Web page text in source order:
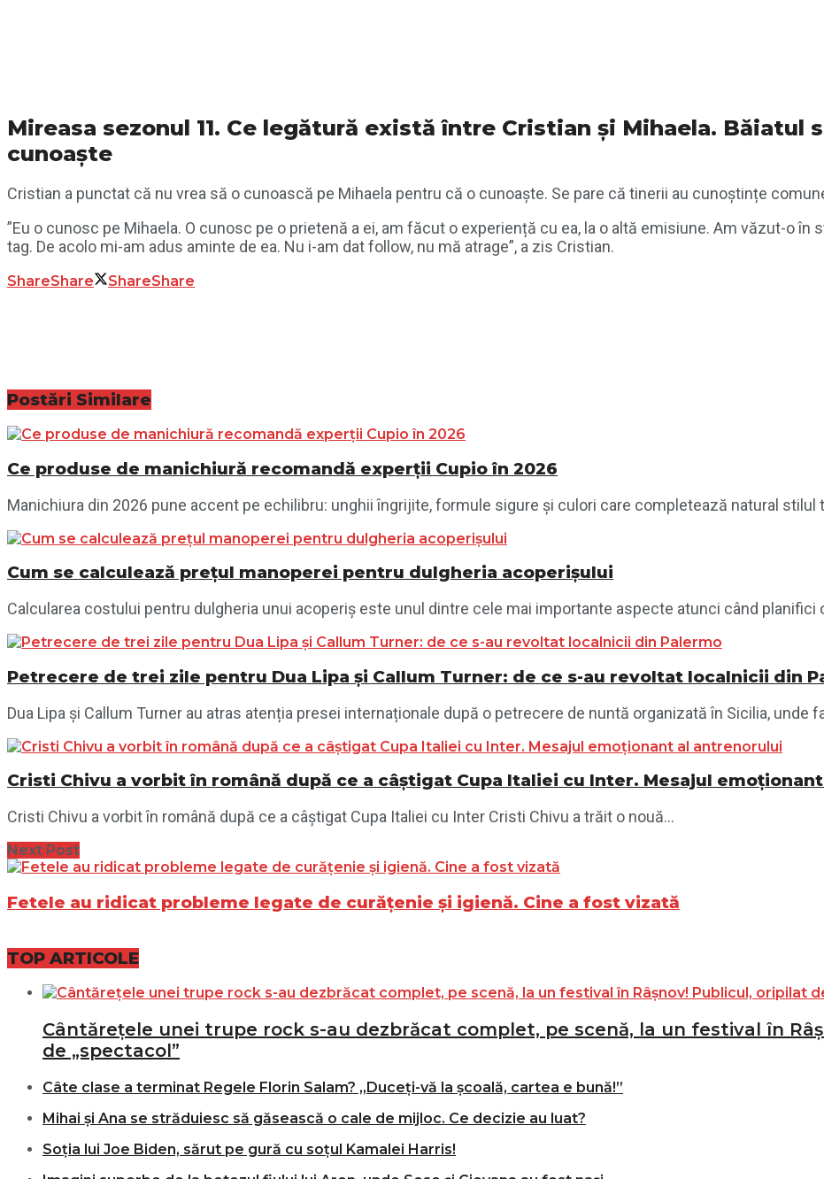
Mireasa sezonul 11. Ce legătură există între Cristian și Mihaela. Băiatul
cunoaște
Cristian a punctat că nu vrea să o cunoască pe Mihaela pentru că o cunoaște. Se pare că tinerii au cunoștințe
”Eu o cunosc pe Mihaela. O cunosc pe o prietenă a ei, am făcut o experiență cu ea, la o altă emisiune. Am văzut-o în
tag. De acolo mi-am adus aminte de ea. Nu i-am dat follow, nu mă atrage”, a zis Cristian.
ShareShare ShareShare
Postări Similare
Ce produse de manichiură recomandă experții Cupio în 2026
Manichiura din 2026 pune accent pe echilibru: unghii îngrijite, formule sigure și culori care completează natural stilul
Cum se calculează prețul manoperei pentru dulgheria acoperișului
Calcularea costului pentru dulgheria unui acoperiș este unul dintre cele mai importante aspecte atunci când planifici
Petrecere de trei zile pentru Dua Lipa și Callum Turner: de ce s-au revoltat localnicii din
Dua Lipa și Callum Turner au atras atenția presei internaționale după o petrecere de nuntă organizată în Sicilia, unde
Cristi Chivu a vorbit în română după ce a câștigat Cupa Italiei cu Inter. Mesajul
Cristi Chivu a vorbit în română după ce a câștigat Cupa Italiei cu Inter Cristi Chivu a trăit o nouă...
Next Post
Fetele au ridicat probleme legate de curățenie și igienă. Cine a fost vizată
TOP ARTICOLE
Cântărețele unei trupe rock s-au dezbrăcat complet, pe scenă, la un festival în
de „spectacol”
Câte clase a terminat Regele Florin Salam? „Duceți-vă la școală, cartea e bună!”
Mihai și Ana se străduiesc să găsească o cale de mijloc. Ce decizie au luat?
Soția lui Joe Biden, sărut pe gură cu soțul Kamalei Harris!